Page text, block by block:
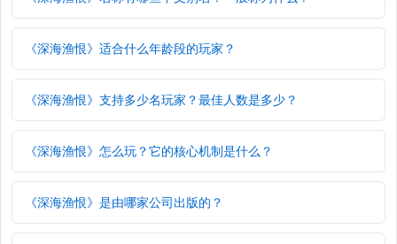
《深海渔恨》适合什么年龄段的玩家？
《深海渔恨》支持多少名玩家？最佳人数是多少？
《深海渔恨》怎么玩？它的核心机制是什么？
《深海渔恨》是由哪家公司出版的？